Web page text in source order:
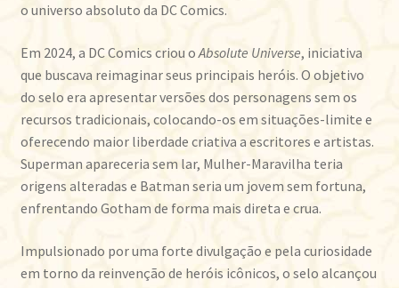
o universo absoluto da DC Comics.
Em 2024, a DC Comics criou o Absolute Universe, iniciativa
que buscava reimaginar seus principais heróis. O objetivo
do selo era apresentar versões dos personagens sem os
recursos tradicionais, colocando-os em situações-limite e
oferecendo maior liberdade criativa a escritores e artistas.
Superman apareceria sem lar, Mulher-Maravilha teria
origens alteradas e Batman seria um jovem sem fortuna,
enfrentando Gotham de forma mais direta e crua.
Impulsionado por uma forte divulgação e pela curiosidade
em torno da reinvenção de heróis icônicos, o selo alcançou